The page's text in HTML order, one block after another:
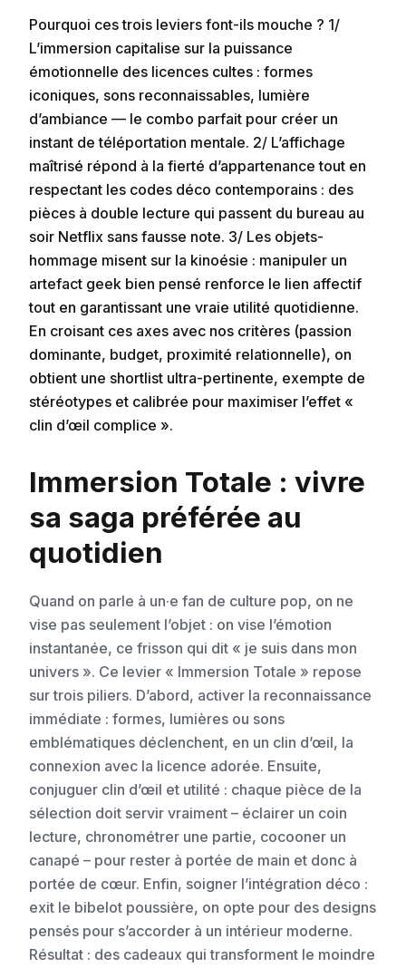
Pourquoi ces trois leviers font-ils mouche ? 1/
L’immersion capitalise sur la puissance
émotionnelle des licences cultes : formes
iconiques, sons reconnaissables, lumière
d’ambiance — le combo parfait pour créer un
instant de téléportation mentale. 2/ L’affichage
maîtrisé répond à la fierté d’appartenance tout en
respectant les codes déco contemporains : des
pièces à double lecture qui passent du bureau au
soir Netflix sans fausse note. 3/ Les objets-
hommage misent sur la kinoésie : manipuler un
artefact geek bien pensé renforce le lien affectif
tout en garantissant une vraie utilité quotidienne.
En croisant ces axes avec nos critères (passion
dominante, budget, proximité relationnelle), on
obtient une shortlist ultra-pertinente, exempte de
stéréotypes et calibrée pour maximiser l’effet «
clin d’œil complice ».
Immersion Totale : vivre
sa saga préférée au
quotidien
Quand on parle à un·e fan de culture pop, on ne
vise pas seulement l’objet : on vise l’émotion
instantanée, ce frisson qui dit « je suis dans mon
univers ». Ce levier « Immersion Totale » repose
sur trois piliers. D’abord, activer la reconnaissance
immédiate : formes, lumières ou sons
emblématiques déclenchent, en un clin d’œil, la
connexion avec la licence adorée. Ensuite,
conjuguer clin d’œil et utilité : chaque pièce de la
sélection doit servir vraiment – éclairer un coin
lecture, chronométrer une partie, cocooner un
canapé – pour rester à portée de main et donc à
portée de cœur. Enfin, soigner l’intégration déco :
exit le bibelot poussière, on opte pour des designs
pensés pour s’accorder à un intérieur moderne.
Résultat : des cadeaux qui transforment le moindre